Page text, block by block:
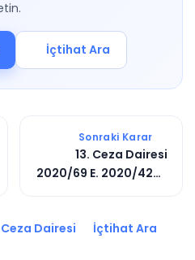
İçtihat Ara
Sonraki Karar
13. Ceza Dairesi
2020/69 E. 2020/4223
Ceza Dairesi İçtihat Ara